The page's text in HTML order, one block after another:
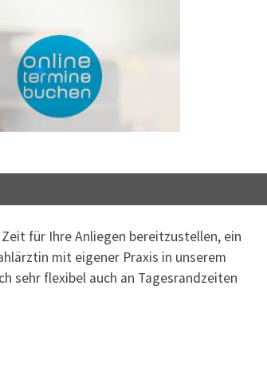
für Ihre Anliegen bereitzustellen, ein
mit eigener Praxis in unserem
sehr flexibel auch an Tagesrandzeiten